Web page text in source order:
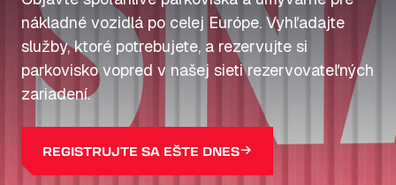
nákladné vozidlá po celej Európe. Vyhľadajte
služby, ktoré potrebujete, a rezervujte si
parkovisko vopred v našej sieti rezervovateľných
zariadení.
REGISTRUJTE SA EŠTE DNES